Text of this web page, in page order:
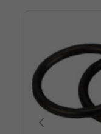
Poprzedni